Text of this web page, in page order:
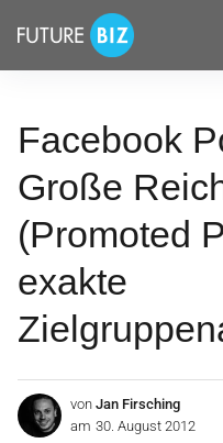
überspringen
FUTUREBIZ
Facebook
Große
(Promoted
exakte
von Jan Firsching
am 30. August 2012